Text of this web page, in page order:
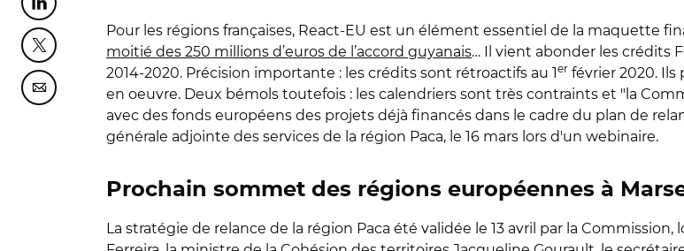
Partager cette page sur Linkedin
Partager cette page sur Twitter
Partager cette page sur Courriel
Pour les régions françaises, React-EU est un élément essentiel de la maquette
moitié des 250 millions d’euros de l’accord guyanais… Il vient abonder les crédits
2014-2020. Précision importante : les crédits sont rétroactifs au 1er février 2020.
en oeuvre. Deux bémols toutefois : les calendriers sont très contraints et "la
avec des fonds européens des projets déjà financés dans le cadre du plan de
générale adjointe des services de la région Paca, le 16 mars lors d'un webinaire.
Prochain sommet des régions européennes à
La stratégie de relance de la région Paca été validée le 13 avril par la